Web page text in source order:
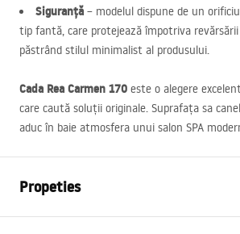
Siguranță – modelul dispune de un
tip fantă, care protejează împotriva revărsării
păstrând stilul minimalist al produsului.
Cada Rea Carmen 170 este o alegere
care caută soluții originale. Suprafața sa
aduc în baie atmosfera unui salon SPA
Propeties